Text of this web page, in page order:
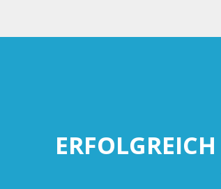
ERFOLGREICH